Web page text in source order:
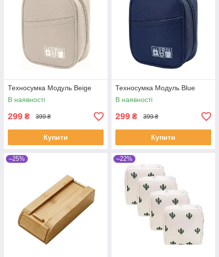
Техносумка Модуль Beige
В наявності
299 ₴ 399 ₴
Купити
Техносумка Модуль Blue
В наявності
299 ₴ 399 ₴
Купити
–25% –22%